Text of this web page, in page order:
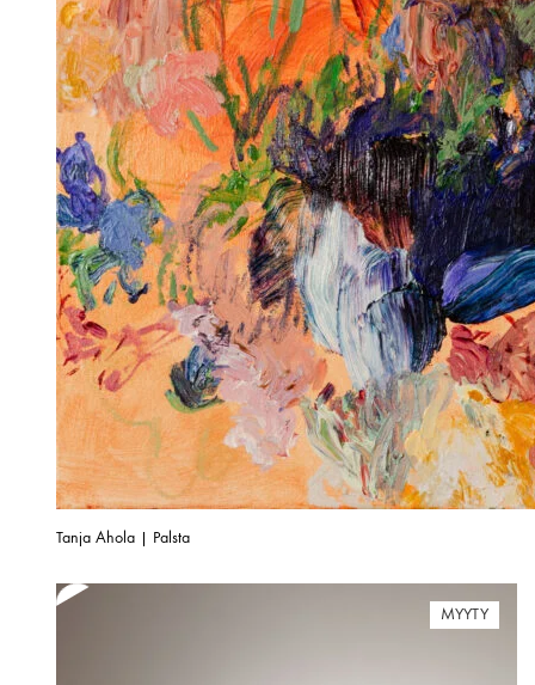
Tanja Ahola | Palsta
MYYTY